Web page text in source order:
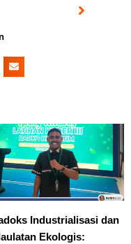
Next
Industrialisasi dan
Ekologis: